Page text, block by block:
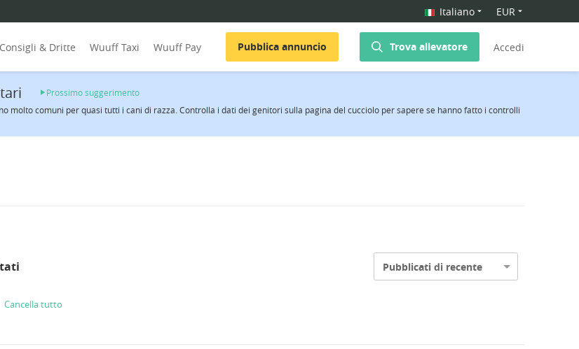
Italiano EUR
Consigli & Dritte Wuuff Taxi Wuuff Pay Pubblica annuncio Trova allevatore Accedi
Prossimo suggerimento
molto comuni per quasi tutti i cani di razza. Controlla i dati dei genitori sulla pagina del cucciolo per sapere se hanno fatto i controlli
Pubblicati di recente
Cancella tutto